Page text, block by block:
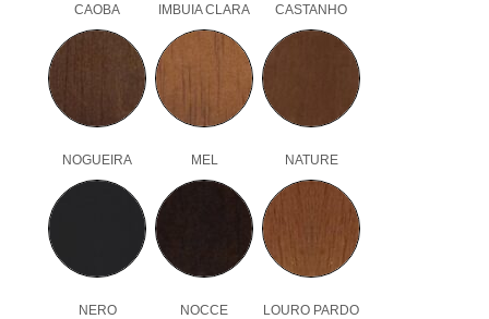
CAOBA IMBUIA CLARA CASTANHO
NOGUEIRA MEL NATURE
NERO NOCCE LOURO PARDO